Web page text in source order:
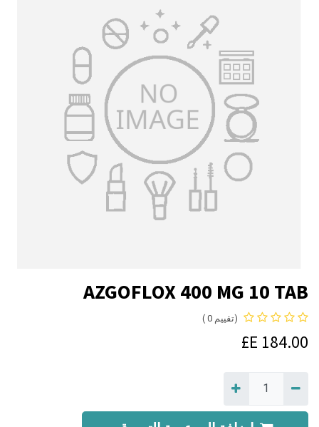
AZGOFLOX 400 MG 10 TAB
(تقييم 0 )
184.00